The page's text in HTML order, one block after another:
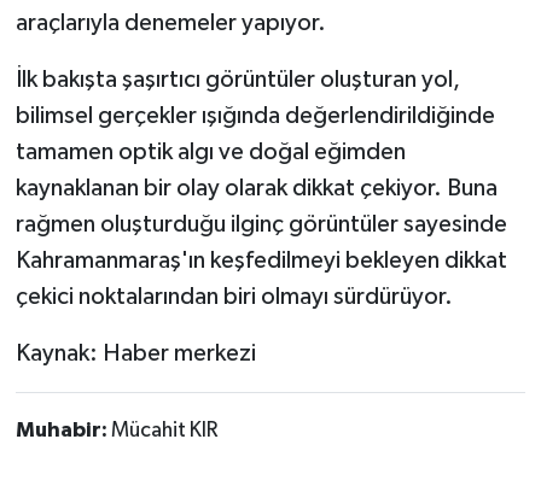
araçlarıyla denemeler yapıyor.
İlk bakışta şaşırtıcı görüntüler oluşturan yol,
bilimsel gerçekler ışığında değerlendirildiğinde
tamamen optik algı ve doğal eğimden
kaynaklanan bir olay olarak dikkat çekiyor. Buna
rağmen oluşturduğu ilginç görüntüler sayesinde
Kahramanmaraş'ın keşfedilmeyi bekleyen dikkat
çekici noktalarından biri olmayı sürdürüyor.
Kaynak: Haber merkezi
Muhabir: Mücahit KIR